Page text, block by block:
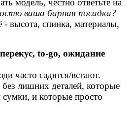
модель, честно ответьте на
ваша барная посадка?
- высота, спинка, материалы,
to-go, ожидание
часто садятся/встают.
лишних деталей, которые
и которые просто